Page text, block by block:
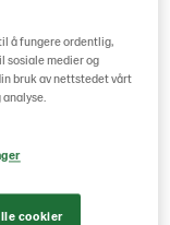
å fungere ordentlig,
sosiale medier og
bruk av nettstedet vårt
cookier